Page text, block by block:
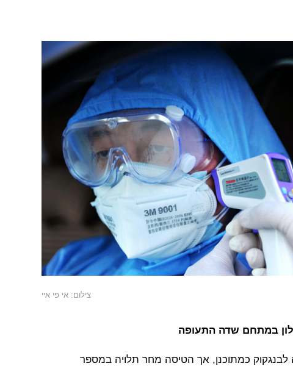
צילום: אי פי איי
במתחם שדה התעופה
לבנגקוק כמתוכנן, אך הטיסה מחר תלויה במספר